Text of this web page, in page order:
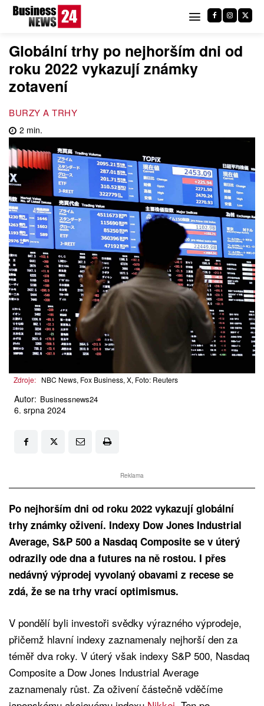
Globální trhy po nejhorším dni od
roku 2022 vykazují známky
zotavení
BURZY A TRHY
2 min.
Zdroje: NBC News, Fox Business, X, Foto: Reuters
Autor: Businessnews24
6. srpna 2024
Reklama
Po nejhorším dni od roku 2022 vykazují globální
trhy známky oživení. Indexy Dow Jones Industrial
Average, S&P 500 a Nasdaq Composite se v úterý
odrazily ode dna a futures na ně rostou. I přes
nedávný výprodej vyvolaný obavami z recese se
zdá, že se na trhy vrací optimismus.
V pondělí byli investoři svědky výrazného výprodeje,
přičemž hlavní indexy zaznamenaly nejhorší den za
téměř dva roky. V úterý však indexy S&P 500, Nasdaq
Composite a Dow Jones Industrial Average
zaznamenaly růst. Za oživení částečně vděčíme